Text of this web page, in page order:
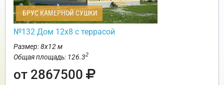
БРУС КАМЕРНОЙ СУШКИ
№132 Дом 12х8 с террасой
Размер: 8х12 м
Общая площадь: 126.32
от 2867500